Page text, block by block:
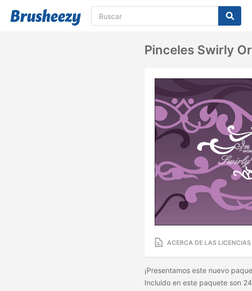
Pinceles Swirly
ACERCA DE LAS LICENCIAS
¡Presentamos este nuevo
Incluido en este paquete son